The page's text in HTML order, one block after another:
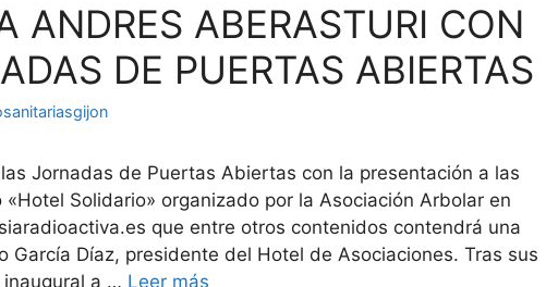
ANDRES ABERASTURI CON
DE PUERTAS ABIERTAS
Jornadas de Puertas Abiertas con la presentación a las
Solidario» organizado por la Asociación Arbolar en
que entre otros contenidos contendrá una
García Díaz, presidente del Hotel de Asociaciones. Tras sus
inaugural a … Leer más